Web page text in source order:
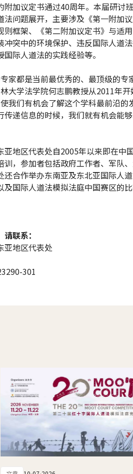
附加议定书通过40周年。本届研讨
法问题展开，主要涉及《第一附加
则框架、《第二附加议定书》与适
冲突中的环境保护、违反国际人道
际人道法的实践经验等。
家都是当前最优秀的、最顶级的专
大学法学院何志鹏教授从2011年
我们有机会了解这个学科最前沿的
传递信息的时候，我们就有机会能
亚地区代表处自2005年以来即在中
训，参加者包括政府工作者、军队
还合作举办东南亚及东北亚国际人
国际人道法模拟法庭中国赛区的比
联系：
亚地区代表处
301